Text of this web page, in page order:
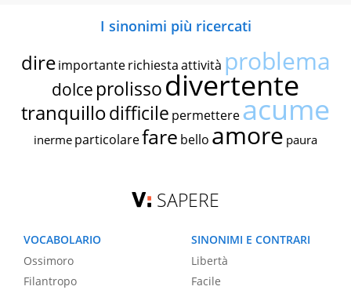
I sinonimi più ricercati
dire importante richiestaattività problema
dolce prolissodivertente
tranquillodifficile permettereacume
inerme particolarefare bello amore paura
SAPERE
VOCABOLARIO
Ossimoro
Filantropo
SINONIMI E CONTRARI
Libertà
Facile